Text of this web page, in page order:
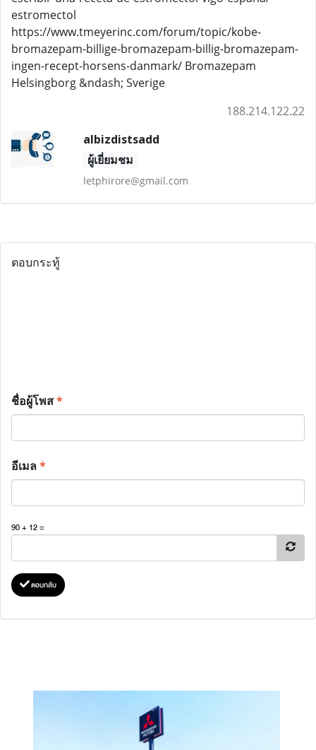
estromectol
https://www.tmeyerinc.com/forum/topic/kobe-
bromazepam-billige-bromazepam-billig-bromazepam-
ingen-recept-horsens-danmark/ Bromazepam
Helsingborg &ndash; Sverige
188.214.122.22
albizdistsadd
ผู้เยี่ยมชม
letphirore@gmail.com
ตอบกระทู้
ชื่อผู้โพส*
อีเมล*
90 + 12 =
ตอบกลับ